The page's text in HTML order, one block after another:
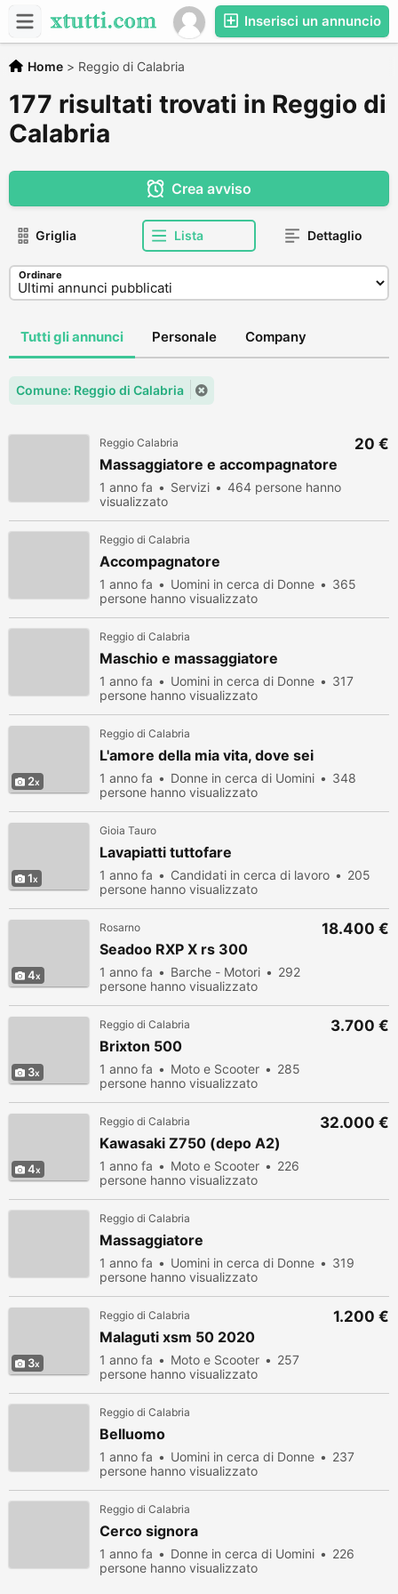
Inserisci un annuncio
Home > Reggio di Calabria
177 risultati trovati in Reggio di
Calabria
Crea avviso
Griglia Lista Dettaglio
Ordinare
Tutti gli annunci Personale Company
Comune: Reggio di Calabria
Reggio Calabria
Massaggiatore e accompagnatore
1 anno fa Servizi
464 persone hanno
visualizzato
20 €
Reggio di Calabria
Accompagnatore
1 anno fa Uomini in cerca di Donne
365
persone hanno visualizzato
Reggio di Calabria
Maschio e massaggiatore
1 anno fa Uomini in cerca di Donne
317
persone hanno visualizzato
2
Reggio di Calabria
L'amore della mia vita, dove sei
1 anno fa Donne in cerca di Uomini
348
persone hanno visualizzato
1
Gioia Tauro
Lavapiatti tuttofare
1 anno fa Candidati in cerca di lavoro
205
persone hanno visualizzato
4
Rosarno
Seadoo RXP X rs 300
1 anno fa Barche - Motori
292
persone hanno visualizzato
18.400 €
3
Reggio di Calabria
Brixton 500
1 anno fa Moto e Scooter
285
persone hanno visualizzato
3.700 €
4
Reggio di Calabria
Kawasaki Z750 (depo A2)
1 anno fa Moto e Scooter
226
persone hanno visualizzato
32.000 €
Reggio di Calabria
Massaggiatore
1 anno fa Uomini in cerca di Donne
319
persone hanno visualizzato
3
Reggio di Calabria
Malaguti xsm 50 2020
1 anno fa Moto e Scooter
257
persone hanno visualizzato
1.200 €
Reggio di Calabria
Belluomo
1 anno fa Uomini in cerca di Donne
237
persone hanno visualizzato
Reggio di Calabria
Cerco signora
1 anno fa Donne in cerca di Uomini
226
persone hanno visualizzato